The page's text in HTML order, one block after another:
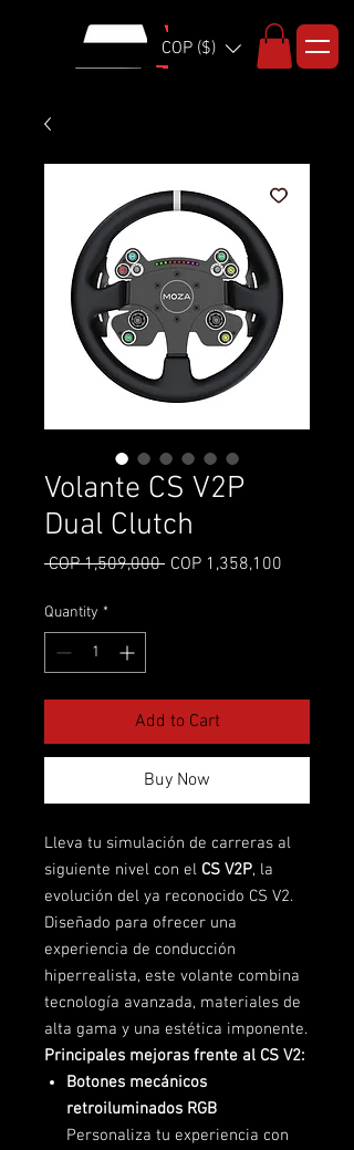
COP ($)
Volante CS V2P
Dual Clutch
COP 1,509,000 Regular Price
COP 1,358,100
Quantity *
Add to Cart
Buy Now
Lleva tu simulación de carreras al
siguiente nivel con el CS V2P, la
evolución del ya reconocido CS V2.
Diseñado para ofrecer una
experiencia de conducción
hiperrealista, este volante combina
tecnología avanzada, materiales de
alta gama y una estética imponente.
Principales mejoras frente al CS V2:
Botones mecánicos
retroiluminados RGB
Personaliza tu experiencia con